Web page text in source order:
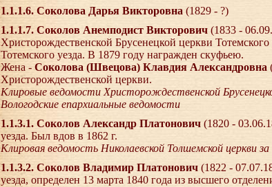
1.1.1.6. Соколова Дарья Викторовна (1829 - ?)
1.1.1.7. Соколов Анемподист Викторович (1833 -
Христорождественской Брусенецкой церкви
Тотемского уезда. В 1879 году награжден скуфьею.
Жена - Соколова (Швецова) Клавдия Александровна
Христорождественской церкви.
Клировые ведомости Христорождественской
Вологодские епархиальные ведомости
1.1.3.1. Соколов Александр Платонович (1820 -
уезда. Был вдов в 1862 г.
Клировая ведомость Николаевской Толшемской церкви за
1.1.3.2. Соколов Владимир Платонович (1822 -
уезда, определен 13 марта 1840 года из высшего